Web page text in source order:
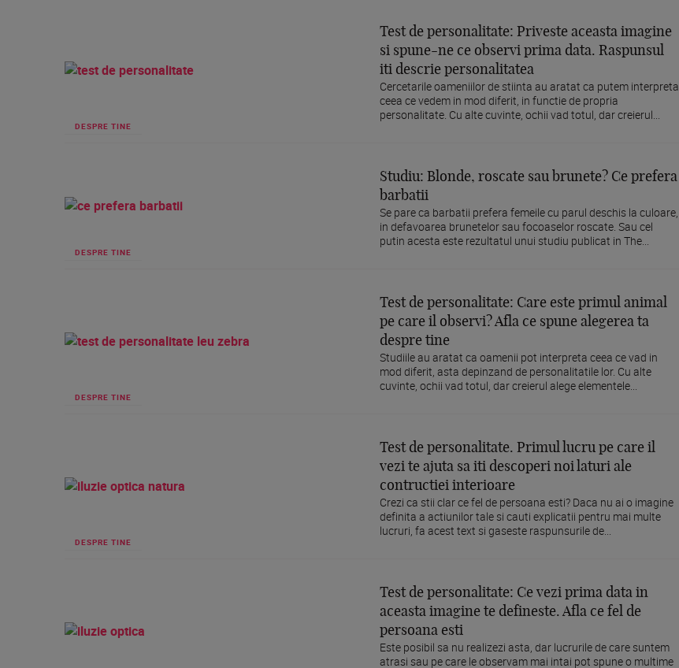
DESPRE TINE
Test de personalitate: Priveste aceasta imagine
si spune-ne ce observi prima data. Raspunsul
iti descrie personalitatea
Cercetarile oameniilor de stiinta au aratat ca putem interpreta
ceea ce vedem in mod diferit, in functie de propria
personalitate. Cu alte cuvinte, ochii vad totul, dar creierul...
DESPRE TINE
Studiu: Blonde, roscate sau brunete? Ce prefera
barbatii
Se pare ca barbatii prefera femeile cu parul deschis la culoare,
in defavoarea brunetelor sau focoaselor roscate. Sau cel
putin acesta este rezultatul unui studiu publicat in The...
DESPRE TINE
Test de personalitate: Care este primul animal
pe care il observi? Afla ce spune alegerea ta
despre tine
Studiile au aratat ca oamenii pot interpreta ceea ce vad in
mod diferit, asta depinzand de personalitatile lor. Cu alte
cuvinte, ochii vad totul, dar creierul alege elementele...
DESPRE TINE
Test de personalitate. Primul lucru pe care il
vezi te ajuta sa iti descoperi noi laturi ale
contructiei interioare
Crezi ca stii clar ce fel de persoana esti? Daca nu ai o imagine
definita a actiunilor tale si cauti explicatii pentru mai multe
lucruri, fa acest text si gaseste raspunsurile de...
Test de personalitate: Ce vezi prima data in
aceasta imagine te defineste. Afla ce fel de
persoana esti
Este posibil sa nu realizezi asta, dar lucrurile de care suntem
atrasi sau pe care le observam mai intai pot spune o multime